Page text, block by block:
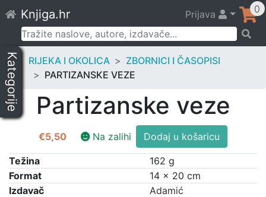
to
content
Knjiga.hr Prijava 0
Pretraži:
Kategorije RIJEKA I OKOLICA
ZBORNICI I ČASOPISI
PARTIZANSKE VEZE
Partizanske veze
€5,50 Na zalihi
Partizanske
veze
količina
Dodaj u košaricu
Težina
162 g
Format
14 × 20 cm
Izdavač
Adamić